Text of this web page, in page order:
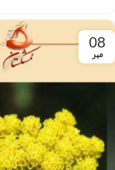
08
مهر